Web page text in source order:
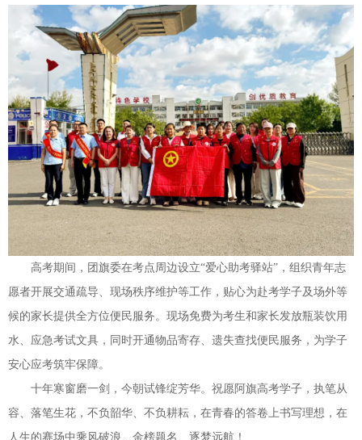
高考期间，团旗委在考点周边设立“爱心助考驿站”，组织青年志
愿者开展交通疏导、现场秩序维护等工作，贴心为赴考学子及场外等
候的家长提供全方位便民服务。现场免费为考生和家长发放瓶装饮用
水、应急考试文具，同时开通物品寄存、遗失查找便民服务，为学子
安心应考筑牢保障。
十年寒窗磨一剑，今朝试锋绽芳华。祝愿阿旗高考学子，执笔从
容、落笔生花，不负韶华、不负耕耘，在青春的答卷上书写理想，在
人生的赛场中乘风破浪、金榜题名、逐梦远航！